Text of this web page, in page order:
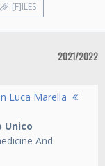
[F]ILES
2021/2022
Luca Marella
Unico
And